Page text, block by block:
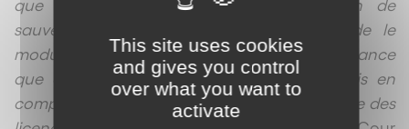
que l’omission d’un critère dans le plan de
sauvegarde de l’emploi, ou l’interdiction de le
moduler, ont pour effet d’empêcher par avance
que ce critère puisse être effectivement pris en
compte au stade de la détermination de l’ordre des
This site uses cookies
and gives you control
over what you want to
activate